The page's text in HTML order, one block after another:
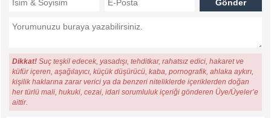
Dikkat! Suç teşkil edecek, yasadışı, tehditkar, rahatsız edici, hakaret ve
küfür içeren, aşağılayıcı, küçük düşürücü, kaba, pornografik, ahlaka aykırı,
kişilik haklarına zarar verici ya da benzeri niteliklerde içeriklerden doğan
her türlü mali, hukuki, cezai, idari sorumluluk içeriği gönderen Üye/Üyeler’e
aittir.